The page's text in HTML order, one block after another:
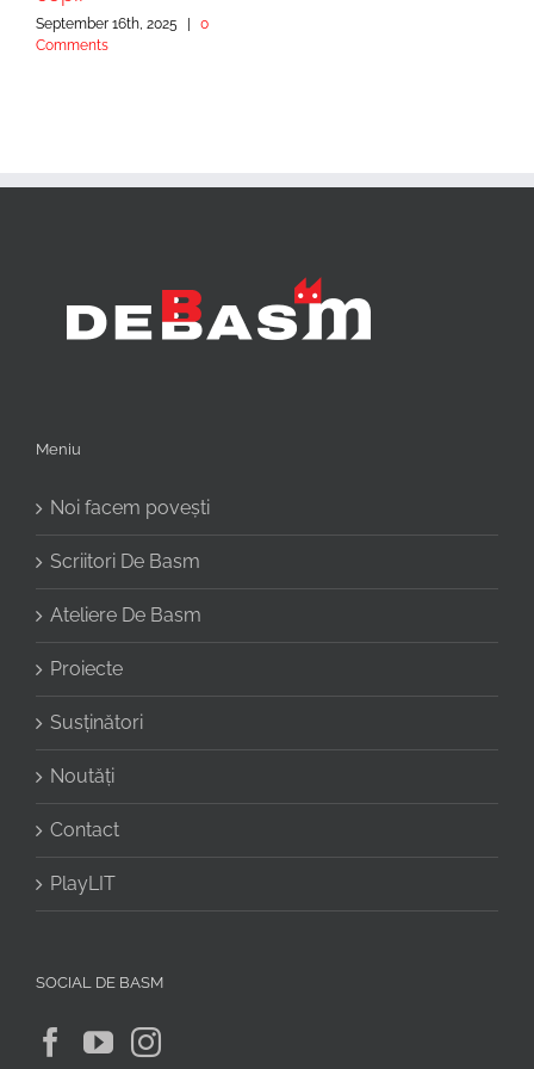
September 16th, 2025 |
0
Comments
Meniu
Noi facem povești
Scriitori De Basm
Ateliere De Basm
Proiecte
Susținători
Noutăți
Contact
PlayLIT
SOCIAL DE BASM